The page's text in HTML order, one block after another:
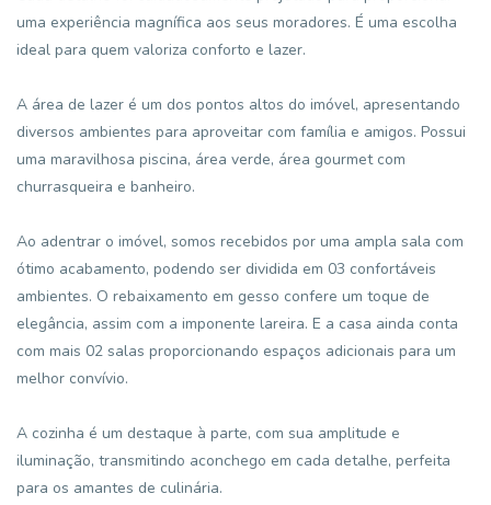
uma experiência magnífica aos seus moradores. É uma escolha
ideal para quem valoriza conforto e lazer.
A área de lazer é um dos pontos altos do imóvel, apresentando
diversos ambientes para aproveitar com família e amigos. Possui
uma maravilhosa piscina, área verde, área gourmet com
churrasqueira e banheiro.
Ao adentrar o imóvel, somos recebidos por uma ampla sala com
ótimo acabamento, podendo ser dividida em 03 confortáveis
ambientes. O rebaixamento em gesso confere um toque de
elegância, assim com a imponente lareira. E a casa ainda conta
com mais 02 salas proporcionando espaços adicionais para um
melhor convívio.
A cozinha é um destaque à parte, com sua amplitude e
iluminação, transmitindo aconchego em cada detalhe, perfeita
para os amantes de culinária.